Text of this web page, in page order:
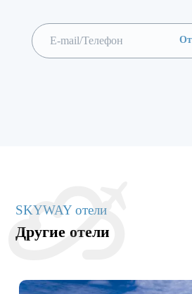
SKYWAY отели
Другие отели